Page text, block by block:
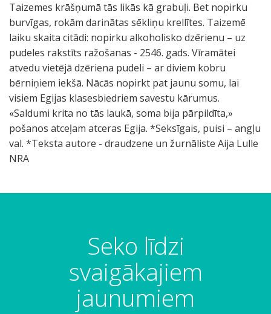
Taizemes krāšņumā tās likās kā grabuļi. Bet nopirku
burvīgas, rokām darinātas sēkliņu krellītes. Taizemē
laiku skaita citādi: nopirku alkoholisko dzērienu – uz
pudeles rakstīts ražošanas - 2546. gads. Vīramātei
atvedu vietējā dzēriena pudeli – ar diviem kobru
bērniņiem iekšā. Nācās nopirkt pat jaunu somu, lai
visiem Egijas klasesbiedriem savestu kārumus.
«Saldumi krita no tās laukā, soma bija pārpildīta,»
pošanos atceļam atceras Egija. *Seksīgais, puisi – angļu
val. *Teksta autore - draudzene un žurnāliste Aija Lulle
NRA
Seko līdzi
svaigākajiem
jaunumiem